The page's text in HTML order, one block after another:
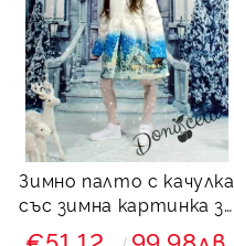
Зимно палто с качулка
със зимна картинка за
момиче